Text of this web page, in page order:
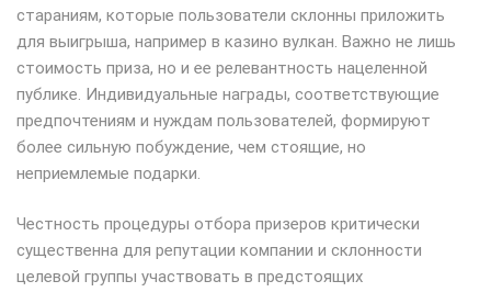
стараниям, которые пользователи склонны приложить
для выигрыша, например в казино вулкан. Важно не лишь
стоимость приза, но и ее релевантность нацеленной
публике. Индивидуальные награды, соответствующие
предпочтениям и нуждам пользователей, формируют
более сильную побуждение, чем стоящие, но
неприемлемые подарки.
Честность процедуры отбора призеров критически
существенна для репутации компании и склонности
целевой группы участвовать в предстоящих